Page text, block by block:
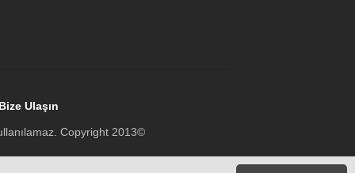
Ulaşın
Copyright 2013©